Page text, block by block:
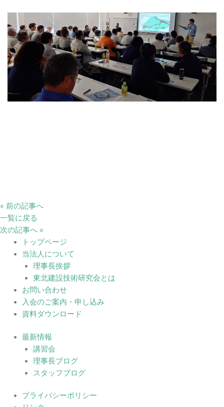
« 前の記事へ
一覧に戻る
次の記事へ »
トップページ
当法人について
理事長挨拶
東北建設技術研究会とは
お問い合わせ
入会のご案内・申し込み
資料ダウンロード
最新情報
講習会
理事長ブログ
スタッフブログ
プライバシーポリシー